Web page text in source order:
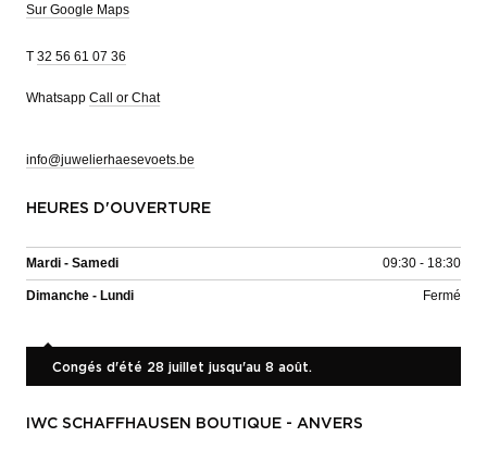
Sur Google Maps
T 32 56 61 07 36
Whatsapp Call or Chat
info@juwelierhaesevoets.be
HEURES D'OUVERTURE
Mardi - Samedi 09:30 - 18:30
Dimanche - Lundi Fermé
Congés d'été 28 juillet jusqu'au 8 août.
IWC SCHAFFHAUSEN BOUTIQUE - ANVERS